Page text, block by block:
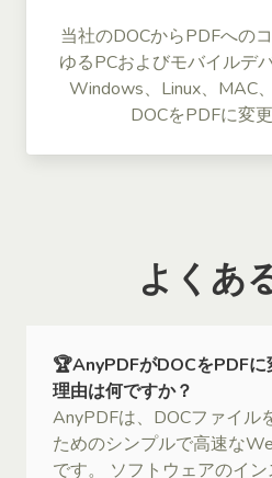
当社のDOCからPDFへの
ゆるPCおよびモバイルデ
Windows、Linux、MAC
DOCをPDFに変
よくあ
🏆AnyPDFがDOCをPDF
理由は何ですか？
AnyPDFは、DOCファイル
ためのシンプルで高速な
です。 ソフトウェアのイ